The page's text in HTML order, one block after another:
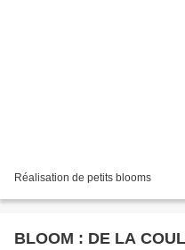
Réalisation de petits blooms
BLOOM : DE LA